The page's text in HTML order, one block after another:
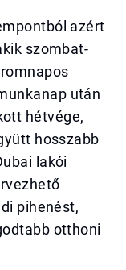
azért
szombat-
után
hétvége,
hosszabb
lakói
pihenést,
otthoni